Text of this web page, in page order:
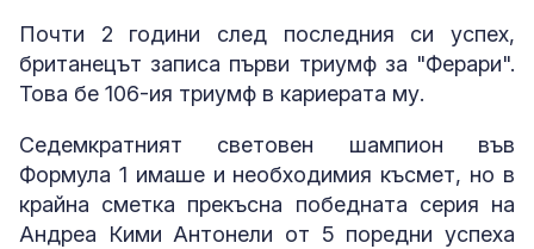
Почти 2 години след последния си успех,
британецът записа първи триумф за "Ферари".
Това бе 106-ия триумф в кариерата му.
Седемкратният световен шампион във
Формула 1 имаше и необходимия късмет, но в
крайна сметка прекъсна победната серия на
Андреа Кими Антонели от 5 поредни успеха